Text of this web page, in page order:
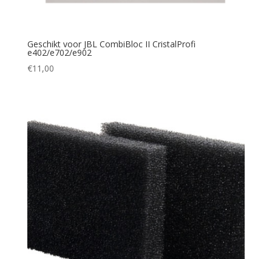
Geschikt voor JBL CombiBloc II CristalProfi
e402/e702/e902
€11,00